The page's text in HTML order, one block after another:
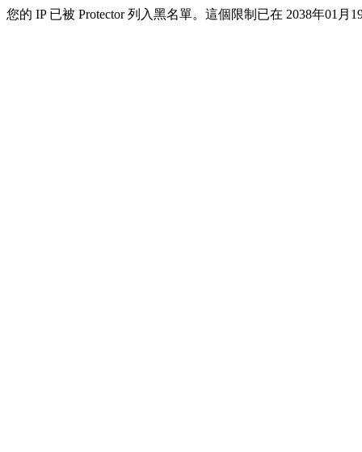
您的 IP 已被 Protector 列入黑名單。這個限制已在 2038年01月